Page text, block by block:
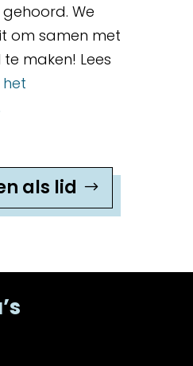
We
om samen met
maken! Lees
als lid